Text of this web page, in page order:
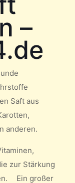
–
Saft aus
anderen.
zur Stärkung
Ein großer